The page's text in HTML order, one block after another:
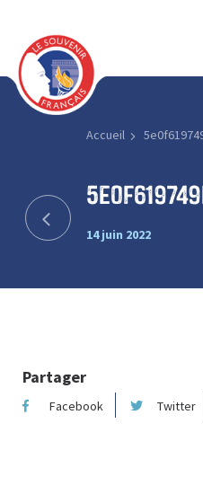
Accueil
14 juin 2022
Partager
Facebook Twitter